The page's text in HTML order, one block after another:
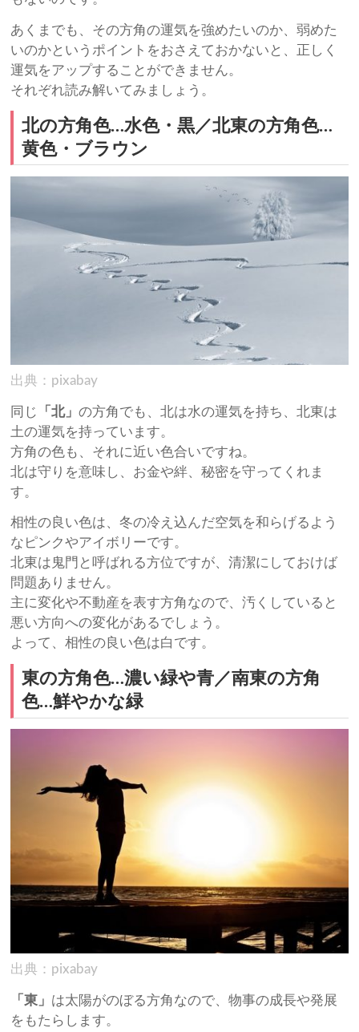
あくまでも、その方角の運気を強めたいのか、弱めた
いのかというポイントをおさえておかないと、正しく
運気をアップすることができません。
それぞれ読み解いてみましょう。
北の方角色…水色・黒／北東の方角色…
黄色・ブラウン
出典：pixabay
同じ 「北」の方角でも、北は水の運気を持ち、北東は
土の運気を持っています。
方角の色も、それに近い色合いですね。
北は守りを意味し、お金や絆、秘密を守ってくれま
す。
相性の良い色は、冬の冷え込んだ空気を和らげるよう
なピンクやアイボリーです。
北東は鬼門と呼ばれる方位ですが、清潔にしておけば
問題ありません。
主に変化や不動産を表す方角なので、汚くしていると
悪い方向への変化があるでしょう。
よって、相性の良い色は白です。
東の方角色…濃い緑や青／南東の方角
色…鮮やかな緑
出典：pixabay
「東」 は太陽がのぼる方角なので、物事の成長や発展
をもたらします。